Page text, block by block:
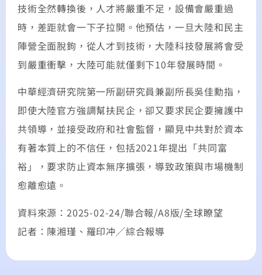
技術全然轉換後，人才將嚴重不足，設備會嚴重過
時，差距就會一下子拉開。他預估，一旦大陸和民主
陣營全面脫鉤，從人才到技術，大陸科技發展將會受
到嚴重衝擊，大陸可能就僅剩下10年發展時間。
中華經濟研究院第一所副研究員兼副所長吳佳勳指，
即使大陸官方強調幫扶民企，卻又要求民企要擁護中
共領導，並接受政府和社會監督，顯見中共對於資本
有著本質上的不信任，包括2021年提出「共同富
裕」，要求防止資本無序擴張，導致政策與市場機制
愈離愈遠。
資料來源：2025-02-24/聯合報/A8版/全球瞭望
記者：陳湘瑾、羅印冲╱綜合報導